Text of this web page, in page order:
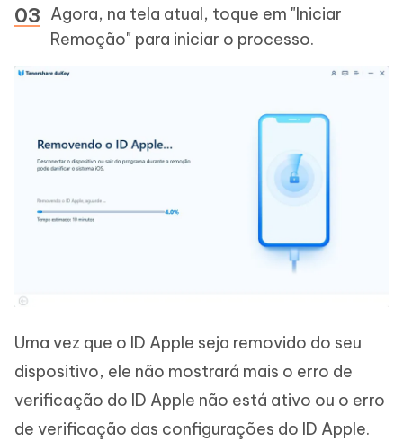
Agora, na tela atual, toque em "Iniciar
Remoção" para iniciar o processo.
Uma vez que o ID Apple seja removido do seu
dispositivo, ele não mostrará mais o erro de
verificação do ID Apple não está ativo ou o erro
de verificação das configurações do ID Apple.